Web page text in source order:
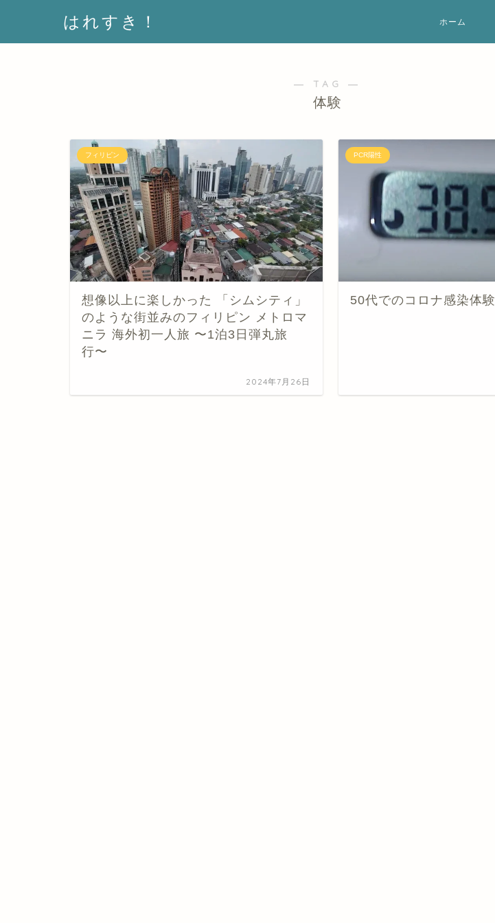
はれすき！ ホーム
― TAG ―
体験
フィリピン
想像以上に楽しかった 「シムシティ」
のような街並みのフィリピン メトロマ
ニラ 海外初一人旅 〜1泊3日弾丸旅
行〜
2024年7月26日
PCR陽性
50代でのコロナ感染体験